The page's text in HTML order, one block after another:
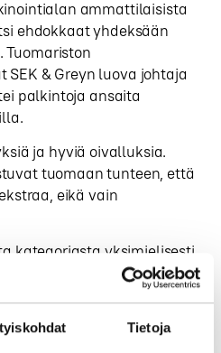
Tietoja
ammattilaisista
ehdokkaat yhdeksään
Tuomariston
& Greyn luova johtaja
palkintoja ansaita
ja hyviä oivalluksia.
tuomaan tunteen, että
eikä vain
kategoriasta yksimielisesti
ravisuttamaan
raikkaalla tavalla. Järvinen
muuttuvassa maailmassa.